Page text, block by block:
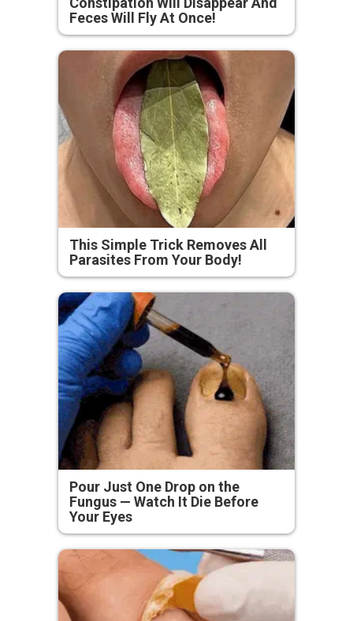
Feces Will Fly At Once!
This Simple Trick Removes All
Parasites From Your Body!
Pour Just One Drop on the
Fungus — Watch It Die Before
Your Eyes